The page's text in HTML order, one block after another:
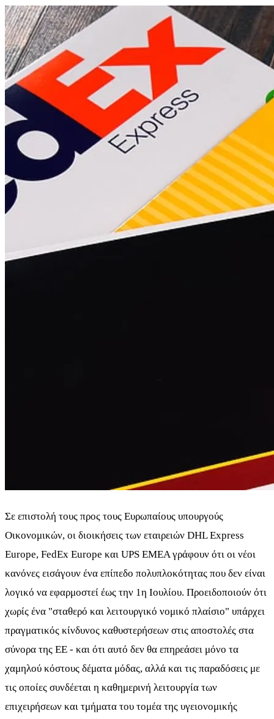
Σε επιστολή τους προς τους Ευρωπαίους υπουργούς
Οικονομικών, οι διοικήσεις των εταιρειών DHL Express
Europe, FedEx Europe και UPS EMEA γράφουν ότι οι νέοι
κανόνες εισάγουν ένα επίπεδο πολυπλοκότητας που δεν είναι
λογικό να εφαρμοστεί έως την 1η Ιουλίου. Προειδοποιούν ότι
χωρίς ένα "σταθερό και λειτουργικό νομικό πλαίσιο" υπάρχει
πραγματικός κίνδυνος καθυστερήσεων στις αποστολές στα
σύνορα της ΕΕ - και ότι αυτό δεν θα επηρεάσει μόνο τα
χαμηλού κόστους δέματα μόδας, αλλά και τις παραδόσεις με
τις οποίες συνδέεται η καθημερινή λειτουργία των
επιχειρήσεων και τμήματα του τομέα της υγειονομικής